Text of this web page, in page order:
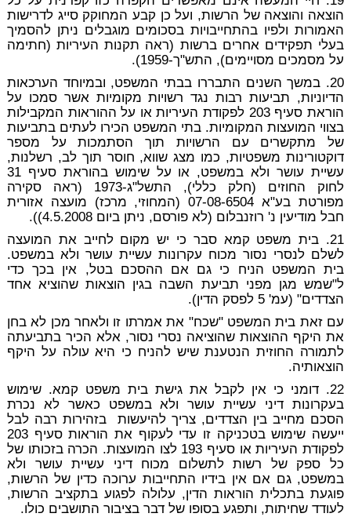
הוצאה והוצאה של הרשות, ועל כן קבע המחוקק סייג לדרישות
האמורות ולפיו בהתחייבויות בסכומים מוגבלים ניתן להסמיך
בעלי תפקידים אחרים ברשות (ראה תקנות העיריות (חתימה
על מסמכים מסויימים), התש"ך-1959).
20. במשך השנים התבררו בבתי המשפט, ובמיוחד הערכאות
הדיוניות, תביעות רבות נגד רשויות מקומיות אשר סמכו על
הוראת סעיף 203 לפקודת העיריות או על ההוראות המקבילות
בצווי המועצות המקומיות. בתי המשפט הכירו לעתים בתביעות
של מתקשרים עם הרשויות תוך הסתמכות על מספר
דוקטורינות משפטיות, כמו מצג שווא, חוסר תוך לב, רשלנות,
עשיית עושר ולא במשפט, או על שימוש בהוראת סעיף 31
לחוק החוזים (חלק כללי), התשל"ג-1973 (ראה סקירה
מפורטת בע"א 07-08-6504 (המחוזי, מרכז) מועצה אזורית
חבל מודיעין נ' רוזנבלום (לא פורסם, ניתן ביום 4.5.2008)).
21. בית משפט קמא סבר כי יש מקום לחייב את המועצה
לשלם לנסרי נסור מכוח עקרונות עשיית עושר ולא במשפט.
בית המשפט הניח כי גם אם ההסכם בטל, אין בכך כדי
ל"שמש מגן מפני תביעת השבה בגין הוצאות שהוציא אחד
הצדדים" (עמ' 5 לפסק הדין).
עם זאת בית המשפט "שכח" את אמרתו זו ולאחר מכן לא בחן
את היקף ההוצאות שהוציאה נסרי נסור, אלא הכיר בתביעתה
לתמורה החוזית הנטענת שיש להניח כי היא עולה על היקף
הוצאותיה.
22. דומני כי אין לקבל את גישת בית משפט קמא. שימוש
בעקרונות דיני עשיית עושר ולא במשפט כאשר לא נכרת
הסכם מחייב בין הצדדים, צריך להיעשות בזהירות רבה לבל
ייעשה שימוש בטכניקה זו עדי לעקוף את הוראות סעיף 203
לפקודת העיריות או סעיף 193 לצו המועצות. הכרה בזכותו של
כל ספק של רשות לתשלום מכוח דיני עשיית עושר ולא
במשפט, גם אם אין בידיו התחייבות ערוכה כדין של הרשות,
פוגעת בתכלית הוראות הדין, עלולה לפגוע בתקציב הרשות,
לעודד שחיתות, ותפגע בסופו של דבר בציבור התושבים כולו.